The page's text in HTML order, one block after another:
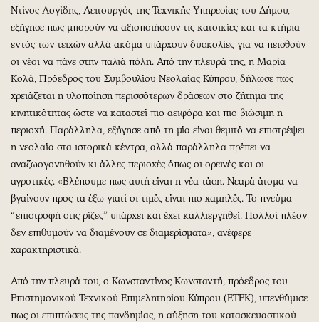
Ντίνος Λογίδης, Λειτουργός της Τεχνικής Υπηρεσίας του Δήμου,
εξήγησε πως μπορούν να αξιοποιήσουν τις κατοικίες και τα κτήρια
εντός των τειχών αλλά ακόμα υπάρχουν δυσκολίες για να πεισθούν
οι νέοι να πάνε στην παλιά πόλη. Από την πλευρά της, η Μαρία
Κολά, Πρόεδρος του Συμβουλίου Νεολαίας Κύπρου, δήλωσε πως
χρειάζεται η υλοποίηση περισσότερων δράσεων στο ζήτημα της
κινητικότητας ώστε να καταστεί πιο αειφόρα και πιο βιώσιμη η
περιοχή. Παράλληλα, εξήγησε από τη μία είναι θεμιτό να επιστρέψει
η νεολαία στα ιστορικά κέντρα, αλλά παράλληλα πρέπει να
αναζωογονηθούν κι άλλες περιοχές όπως οι ορεινές και οι
αγροτικές. «Βλέπουμε πως αυτή είναι η νέα τάση. Νεαρά άτομα να
βγαίνουν προς τα έξω γιατί οι τιμές είναι πιο χαμηλές. Το πνεύμα
“επιστροφή στις ρίζες” υπάρχει και έχει καλλιεργηθεί. Πολλοί πλέον
δεν επιθυμούν να διαμένουν σε διαμερίσματα», ανέφερε
χαρακτηριστικά.
Από την πλευρά του, ο Κωνσταντίνος Κωνσταντή, πρόεδρος του
Επιστημονικού Τεχνικού Επιμελητηρίου Κύπρου (ΕΤΕΚ), υπενθύμισε
πως οι επιπτώσεις της πανδημίας, η αύξηση του κατασκευαστικού